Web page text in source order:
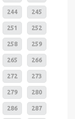
244 245
251 252
258 259
265 266
272 273
279 280
286 287